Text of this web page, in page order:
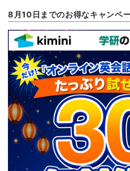
8月10日までのお得なキャンペ